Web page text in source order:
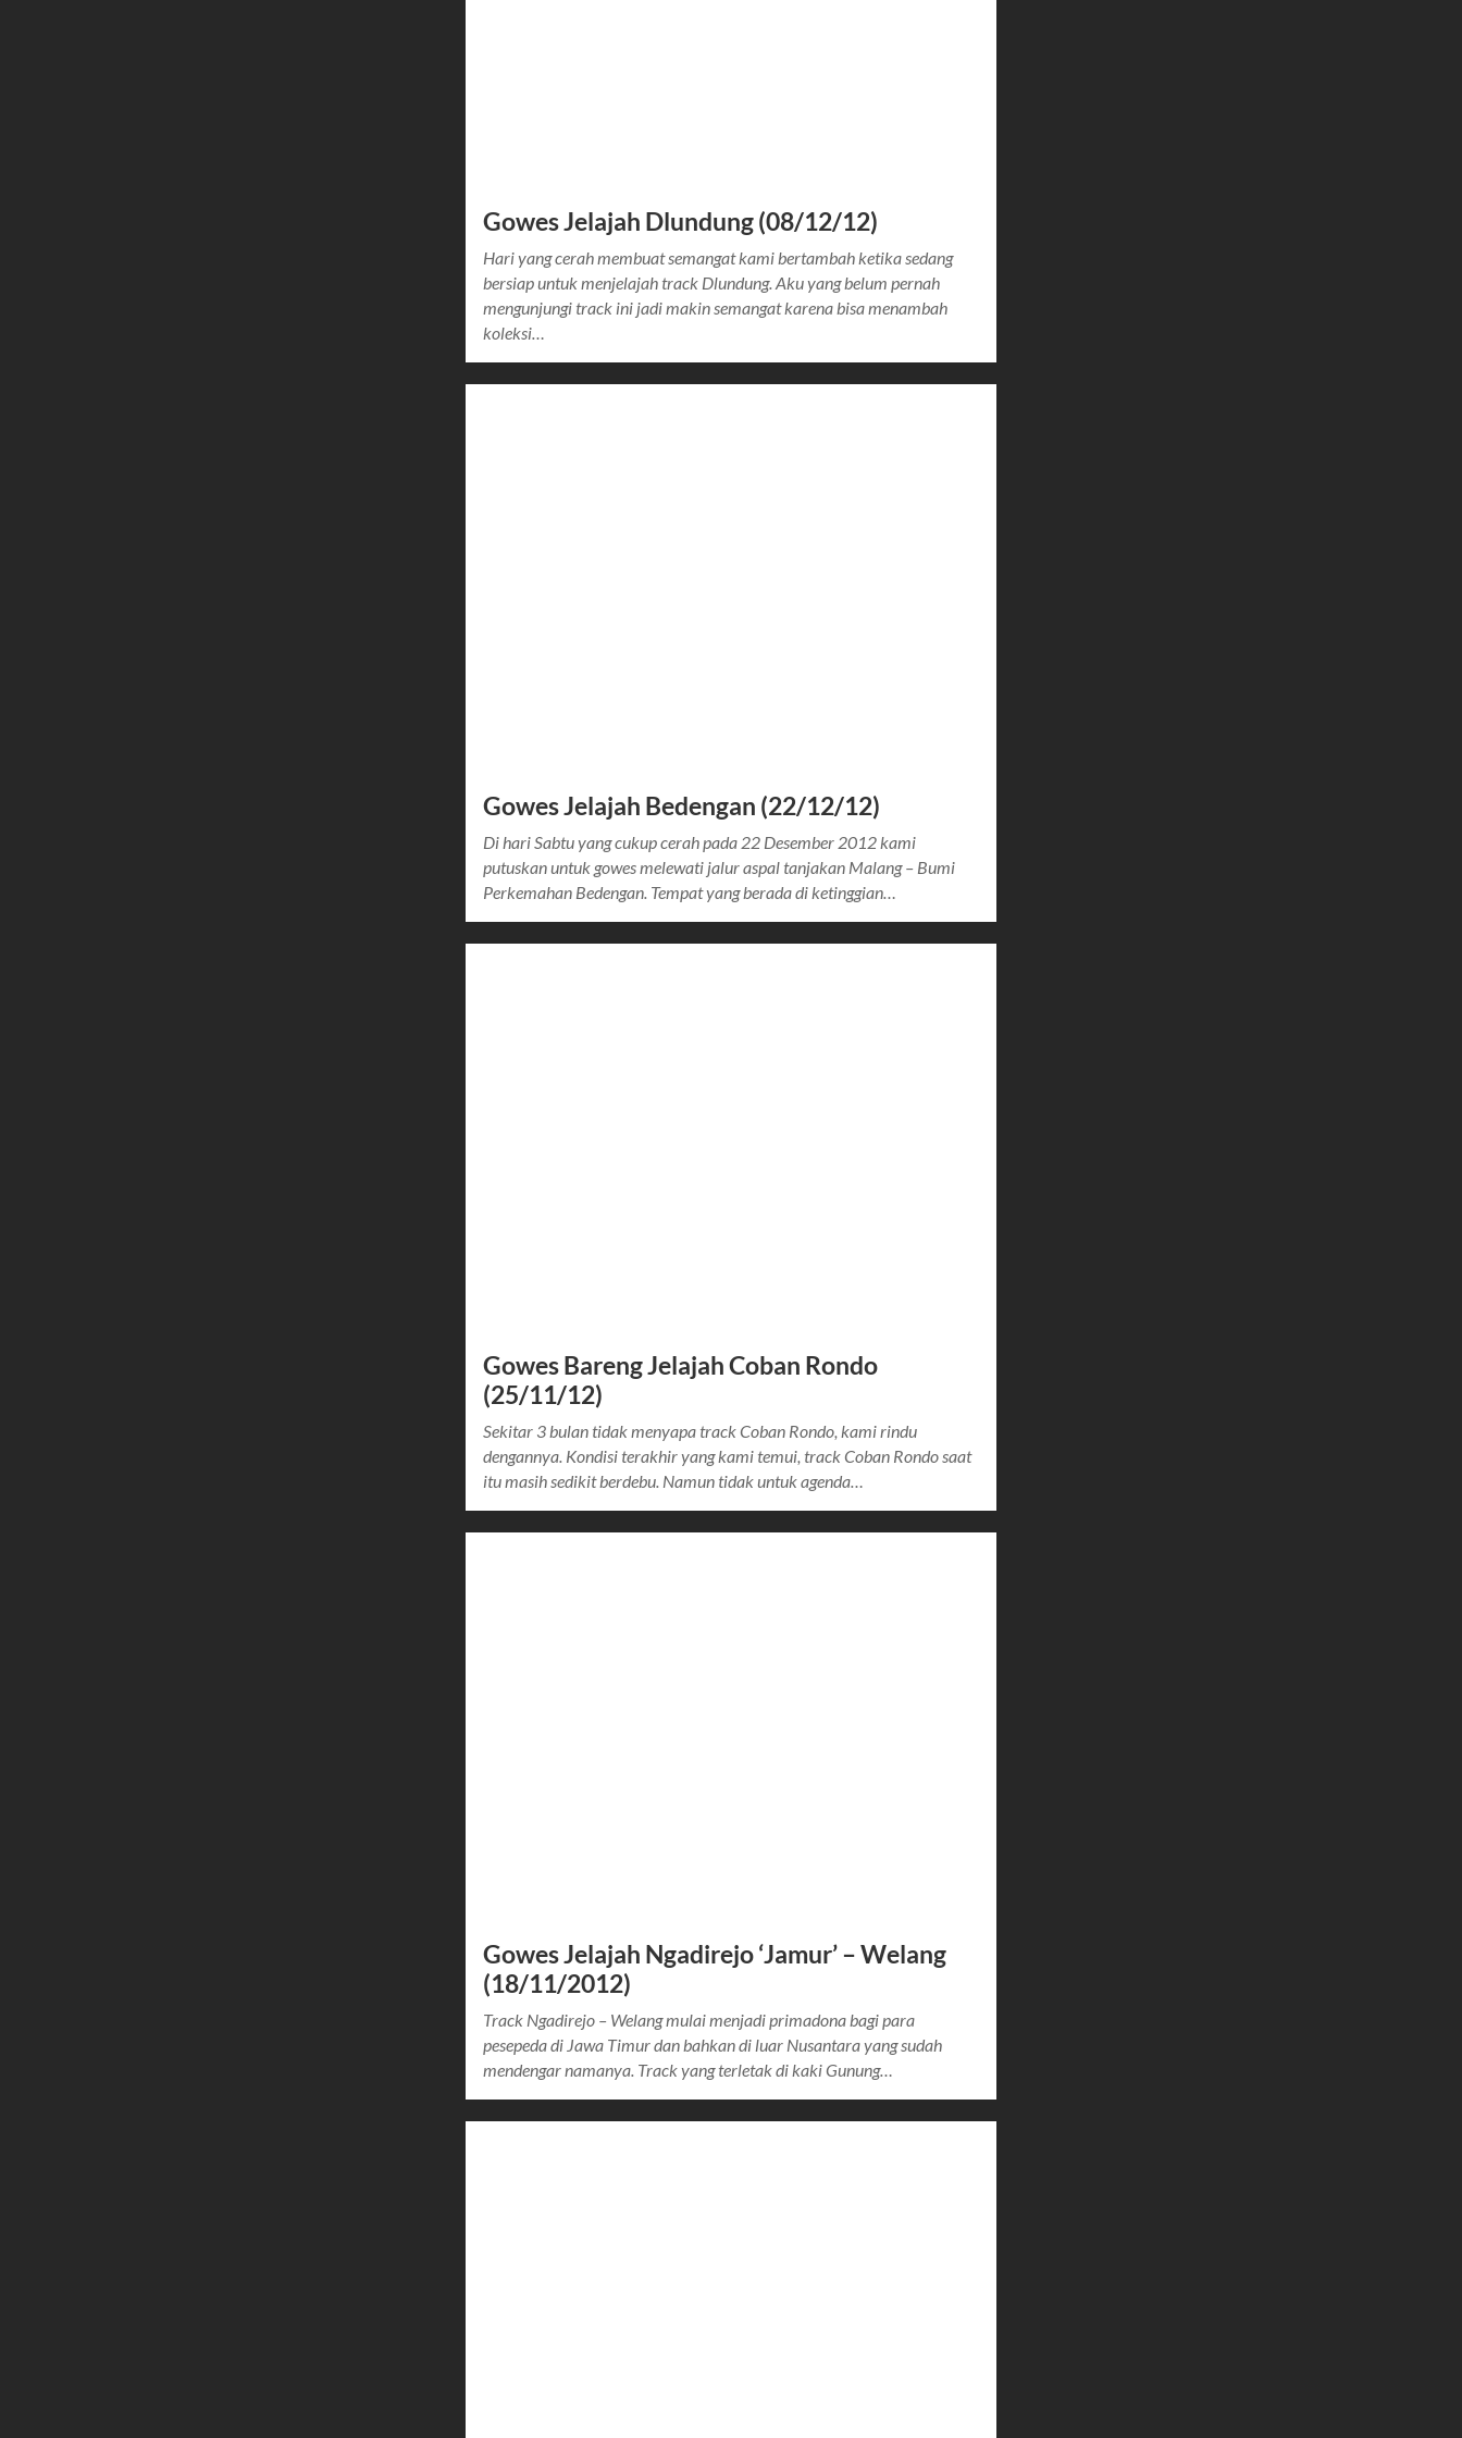
Gowes Jelajah Dlundung (08/12/12)
Hari yang cerah membuat semangat kami bertambah ketika sedang
bersiap untuk menjelajah track Dlundung. Aku yang belum pernah
mengunjungi track ini jadi makin semangat karena bisa menambah
koleksi…
Gowes Jelajah Bedengan (22/12/12)
Di hari Sabtu yang cukup cerah pada 22 Desember 2012 kami
putuskan untuk gowes melewati jalur aspal tanjakan Malang – Bumi
Perkemahan Bedengan. Tempat yang berada di ketinggian…
Gowes Bareng Jelajah Coban Rondo
(25/11/12)
Sekitar 3 bulan tidak menyapa track Coban Rondo, kami rindu
dengannya. Kondisi terakhir yang kami temui, track Coban Rondo saat
itu masih sedikit berdebu. Namun tidak untuk agenda…
Gowes Jelajah Ngadirejo ‘Jamur’ – Welang
(18/11/2012)
Track Ngadirejo – Welang mulai menjadi primadona bagi para
pesepeda di Jawa Timur dan bahkan di luar Nusantara yang sudah
mendengar namanya. Track yang terletak di kaki Gunung…